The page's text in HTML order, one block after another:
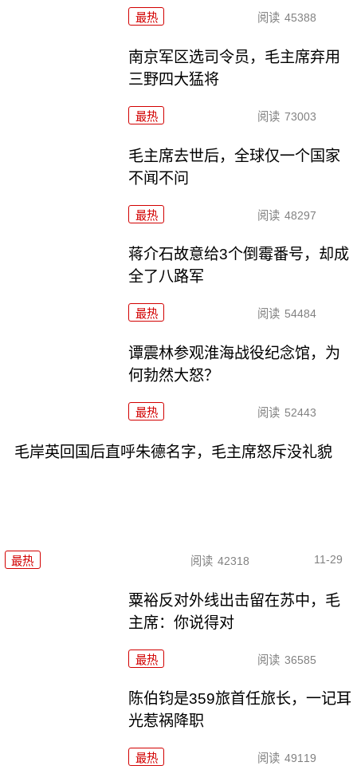
最热 阅读 45388
南京军区选司令员，毛主席弃用
三野四大猛将
最热 阅读 73003
毛主席去世后，全球仅一个国家
不闻不问
最热 阅读 48297
蒋介石故意给3个倒霉番号，却成
全了八路军
最热 阅读 54484
谭震林参观淮海战役纪念馆，为
何勃然大怒？
最热 阅读 52443
毛岸英回国后直呼朱德名字，毛主席怒斥没礼貌
最热 阅读 42318 11-29
粟裕反对外线出击留在苏中，毛
主席：你说得对
最热 阅读 36585
陈伯钧是359旅首任旅长，一记耳
光惹祸降职
最热 阅读 49119